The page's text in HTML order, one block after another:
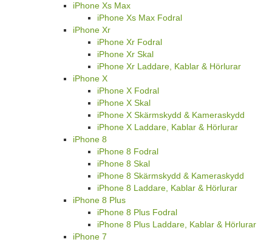
iPhone Xs Max
iPhone Xs Max Fodral
iPhone Xr
iPhone Xr Fodral
iPhone Xr Skal
iPhone Xr Laddare, Kablar & Hörlurar
iPhone X
iPhone X Fodral
iPhone X Skal
iPhone X Skärmskydd & Kameraskydd
iPhone X Laddare, Kablar & Hörlurar
iPhone 8
iPhone 8 Fodral
iPhone 8 Skal
iPhone 8 Skärmskydd & Kameraskydd
iPhone 8 Laddare, Kablar & Hörlurar
iPhone 8 Plus
iPhone 8 Plus Fodral
iPhone 8 Plus Laddare, Kablar & Hörlurar
iPhone 7